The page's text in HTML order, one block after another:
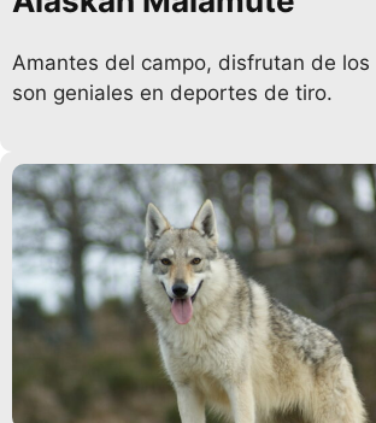
Amantes del campo, disfrutan de los
son geniales en deportes de tiro.